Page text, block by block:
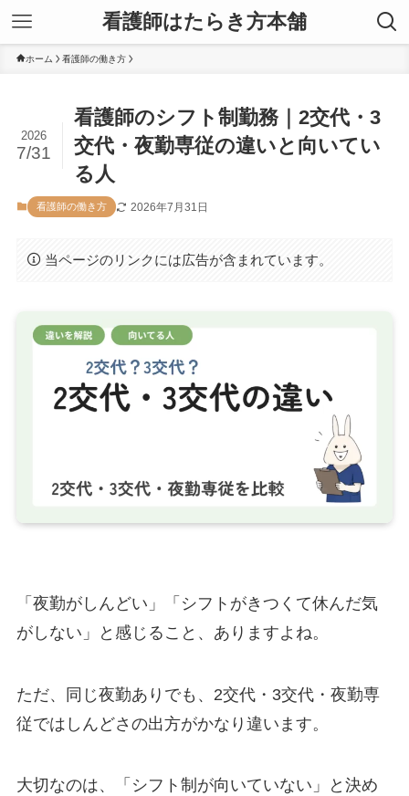
看護師はたらき方本舗
ホーム 看護師の働き方
看護師のシフト制勤務｜2交代・3
交代・夜勤専従の違いと向いてい
る人
2026
7/31
看護師の働き方 2026年7月31日
当ページのリンクには広告が含まれています。
「夜勤がしんどい」「シフトがきつくて休んだ気
がしない」と感じること、ありますよね。
ただ、同じ夜勤ありでも、2交代・3交代・夜勤専
従ではしんどさの出方がかなり違います。
大切なのは、「シフト制が向いていない」と決め